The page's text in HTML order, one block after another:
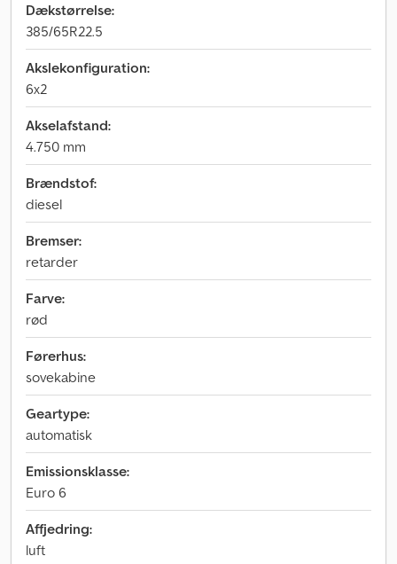
Dækstørrelse:
385/65R22.5
Akslekonfiguration:
6x2
Akselafstand:
4.750 mm
Brændstof:
diesel
Bremser:
retarder
Farve:
rød
Førerhus:
sovekabine
Geartype:
automatisk
Emissionsklasse:
Euro 6
Affjedring:
luft